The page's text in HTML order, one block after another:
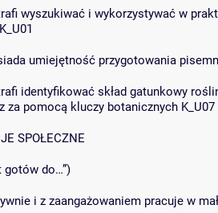
wyszukiwać i wykorzystywać w
umiejętność przygotowania
identyfikować skład gatunkowy
za pomocą kluczy botanicznych K_U07
SPOŁECZNE
gotów do…”)
i z zaangażowaniem pracuje w